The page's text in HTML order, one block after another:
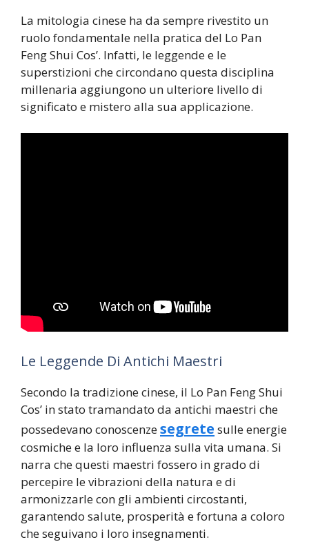
La mitologia cinese ha da sempre rivestito un
ruolo fondamentale nella pratica del Lo Pan
Feng Shui Cos’. Infatti, le leggende e le
superstizioni che circondano questa disciplina
millenaria aggiungono un ulteriore livello di
significato e mistero alla sua applicazione.
Le Leggende Di Antichi Maestri
Secondo la tradizione cinese, il Lo Pan Feng Shui
Cos’ in stato tramandato da antichi maestri che
possedevano conoscenzesegrete sulle energie
cosmiche e la loro influenza sulla vita umana. Si
narra che questi maestri fossero in grado di
percepire le vibrazioni della natura e di
armonizzarle con gli ambienti circostanti,
garantendo salute, prosperità e fortuna a coloro
che seguivano i loro insegnamenti.